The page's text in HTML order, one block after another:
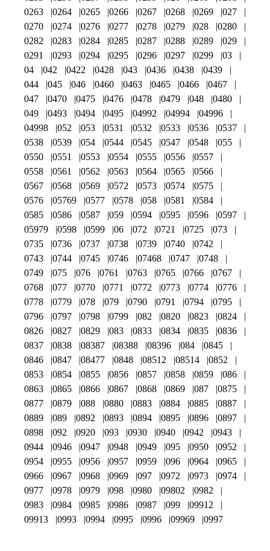
0263
0264 0265 0266 0267 0268 0269
027
0270
0274 0276 0277 0278 0279 028
0280
0282
0283 0284 0285 0287 0288 0289
029
0291
0293 0294 0295 0296 0297 0299
03
04
042 0422 0428 043 0436 0438
0439
044
045 046 0460 0463 0465 0466
0467
047
0470 0475 0476 0478 0479 048
0480
049
0493 0494 0495 04992 04994
04996
04998
052 053 0531 0532 0533 0536
0537
0538
0539 054 0544 0545 0547 0548
055
0550
0551 0553 0554 0555 0556
0557
0558
0561 0562 0563 0564 0565
0566
0567
0568 0569 0572 0573 0574
0575
0576
05769 0577 0578 058 0581
0584
0585
0586 0587 059 0594 0595 0596
0597
05979
0598 0599 06 072 0721 0725
073
0735
0736 0737 0738 0739 0740
0742
0743
0744 0745 0746 07468 0747
0748
0749
075 076 0761 0763 0765 0766
0767
0768
077 0770 0771 0772 0773 0774
0776
0778
0779 078 079 0790 0791 0794
0795
0796
0797 0798 0799 082 0820 0823
0824
0826
0827 0829 083 0833 0834 0835
0836
0837
0838 08387 08388 08396 084
0845
0846
0847 08477 0848 08512 08514
0852
0853
0854 0855 0856 0857 0858 0859
086
0863
0865 0866 0867 0868 0869 087
0875
0877
0879 088 0880 0883 0884 0885
0887
0889
089 0892 0893 0894 0895 0896
0897
0898
092 0920 093 0930 0940 0942
0943
0944
0946 0947 0948 0949 095 0950
0952
0954
0955 0956 0957 0959 096 0964
0965
0966
0967 0968 0969 097 0972 0973
0974
0977
0978 0979 098 0980 09802
0982
0983
0984 0985 0986 0987 099
09912
09913
0993 0994 0995 0996 09969 0997